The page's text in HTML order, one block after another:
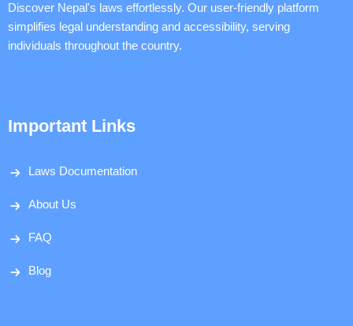
Discover Nepal's laws effortlessly. Our user-friendly platform
simplifies legal understanding and accessibility, serving
individuals throughout the country.
Important Links
Laws Documentation
About Us
FAQ
Blog